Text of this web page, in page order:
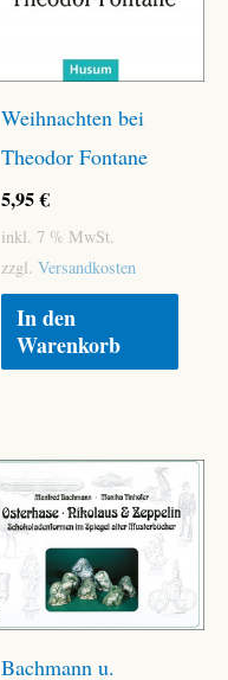
Weihnachten bei
Theodor Fontane
5,95€
inkl. 7 % MwSt.
zzgl. Versandkosten
In den
Warenkorb
Bachmann u.